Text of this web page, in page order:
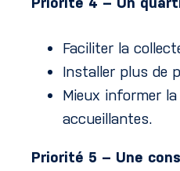
Faciliter la
Installer plus de
Mieux informer
accueillantes.
Priorité 5 – Une